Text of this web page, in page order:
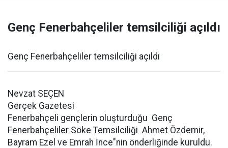
Genç Fenerbahçeliler temsilciliği açıldı
Genç Fenerbahçeliler temsilciliği açıldı
Nevzat SEÇEN
Gerçek Gazetesi
Fenerbahçeli gençlerin oluşturduğu Genç
Fenerbahçeliler Söke Temsilciliği Ahmet Özdemir,
Bayram Ezel ve Emrah İnce"nin önderliğinde kuruldu.